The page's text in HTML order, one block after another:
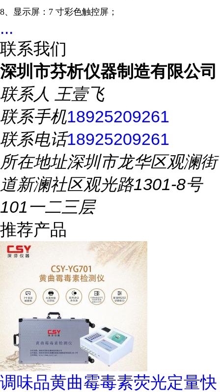
8、显示屏：7 寸彩色触控屏；
...
联系我们
深圳市芬析仪器制造有限公司
联系人 王壹飞
联系手机18925209261
联系电话18925209261
所在地址深圳市龙华区观澜街
道新澜社区观光路1301-8号
101一二三层
推荐产品
调味品黄曲霉毒素荧光定量快